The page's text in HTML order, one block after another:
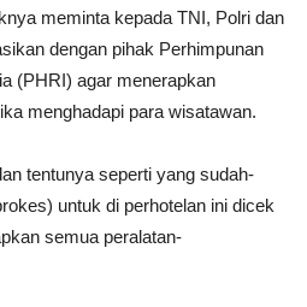
meminta kepada TNI, Polri dan
dengan pihak Perhimpunan
(PHRI) agar menerapkan
menghadapi para wisatawan.
tentunya seperti yang sudah-
untuk di perhotelan ini dicek
semua peralatan-